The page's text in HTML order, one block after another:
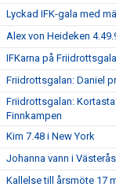
Lyckad IFK-gala med
Alex von Heideken
IFKarna på
Friidrottsgalan: Daniel
Friidrottsgalan:
Finnkampen
Kim 7.48 i New York
Johanna vann i Västerås
Kallelse till årsmöte 17